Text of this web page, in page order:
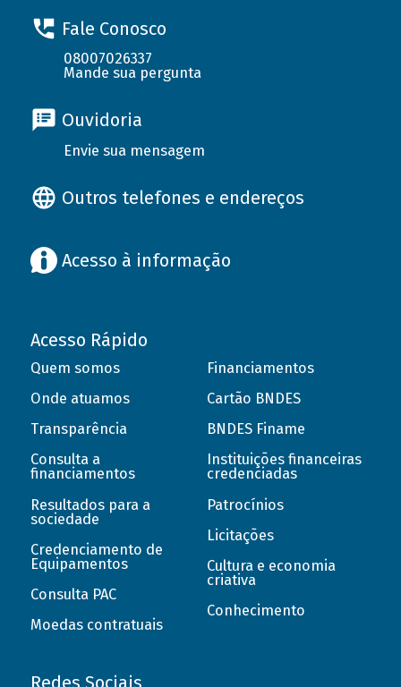
Fale Conosco
08007026337
Mande sua pergunta
Ouvidoria
Envie sua mensagem
Outros telefones e endereços
Acesso à informação
Acesso Rápido
Quem somos
Onde atuamos
Transparência
Consulta a
financiamentos
Resultados para a
sociedade
Credenciamento de
Equipamentos
Consulta PAC
Moedas contratuais
Financiamentos
Cartão BNDES
BNDES Finame
Instituições financeiras
credenciadas
Patrocínios
Licitações
Cultura e economia
criativa
Conhecimento